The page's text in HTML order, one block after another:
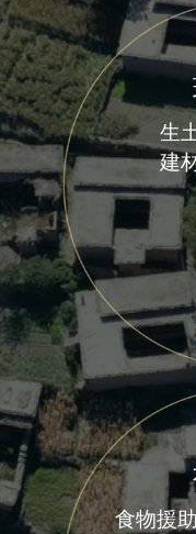
生
建
食物援